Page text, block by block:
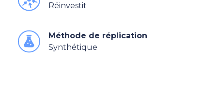
Réinvestit
Méthode de réplication
Synthétique